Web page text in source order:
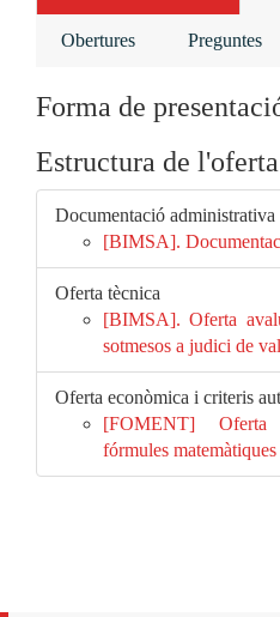
Obertures Preguntes
Forma de
Estructura de l'oferta
Documentació administrativa
[BIMSA].
Oferta tècnica
[BIMSA]. Oferta
sotmesos a judici de
Oferta econòmica i criteris
[FOMENT] Oferta
fórmules